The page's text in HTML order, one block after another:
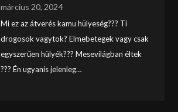
március 20, 2024
Mi ez az átverés kamu hülyeség??? Ti
drogosok vagytok? Elmebetegek vagy csak
egyszerűen hülyék??? Mesevilágban éltek
??? Én ugyanis jelenleg…